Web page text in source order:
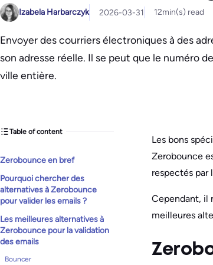
Izabela Harbarczyk 2026-03-31 12min(s) read
Envoyer des courriers électroniques à des
son adresse réelle. Il se peut que le numéro
ville entière.
Table of content
Zerobounce en bref
Pourquoi chercher des
alternatives à Zerobounce
pour valider les emails ?
Les meilleures alternatives à
Zerobounce pour la validation
des emails
Bouncer
Les bons
Zerobounce
respectés par
Cependant, il
meilleures